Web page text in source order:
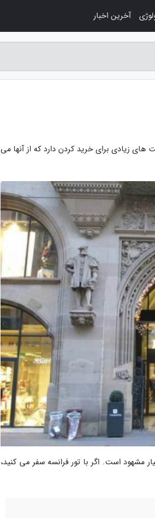
زیادی برای خرید کردن دارد که از آنها می
مشهود است. اگر با تور فرانسه سفر می کنید،
آخرین اخبار